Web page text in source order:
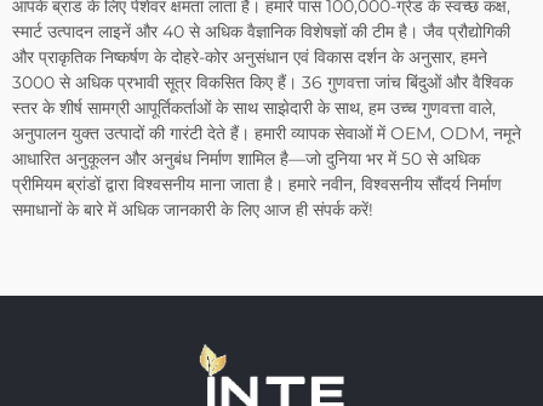
आपके ब्रांड के लिए पेशेवर क्षमता लाता है। हमारे पास 100,000-ग्रेड के स्वच्छ कक्ष,
स्मार्ट उत्पादन लाइनें और 40 से अधिक वैज्ञानिक विशेषज्ञों की टीम है। जैव प्रौद्योगिकी
और प्राकृतिक निष्कर्षण के दोहरे-कोर अनुसंधान एवं विकास दर्शन के अनुसार, हमने
3000 से अधिक प्रभावी सूत्र विकसित किए हैं। 36 गुणवत्ता जांच बिंदुओं और वैश्विक
स्तर के शीर्ष सामग्री आपूर्तिकर्ताओं के साथ साझेदारी के साथ, हम उच्च गुणवत्ता वाले,
अनुपालन युक्त उत्पादों की गारंटी देते हैं। हमारी व्यापक सेवाओं में OEM, ODM, नमूने
आधारित अनुकूलन और अनुबंध निर्माण शामिल है—जो दुनिया भर में 50 से अधिक
प्रीमियम ब्रांडों द्वारा विश्वसनीय माना जाता है। हमारे नवीन, विश्वसनीय सौंदर्य निर्माण
समाधानों के बारे में अधिक जानकारी के लिए आज ही संपर्क करें!